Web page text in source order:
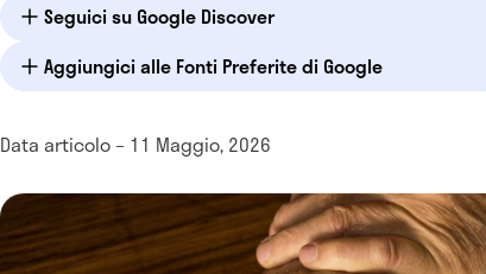
Seguici su Google Discover
Aggiungici alle Fonti Preferite di Google
Data articolo – 11 Maggio, 2026